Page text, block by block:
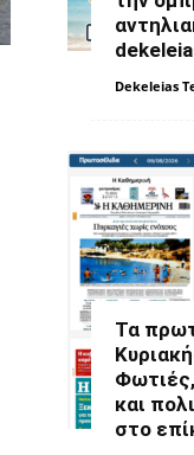
Dekeleias
Τα
και
στο